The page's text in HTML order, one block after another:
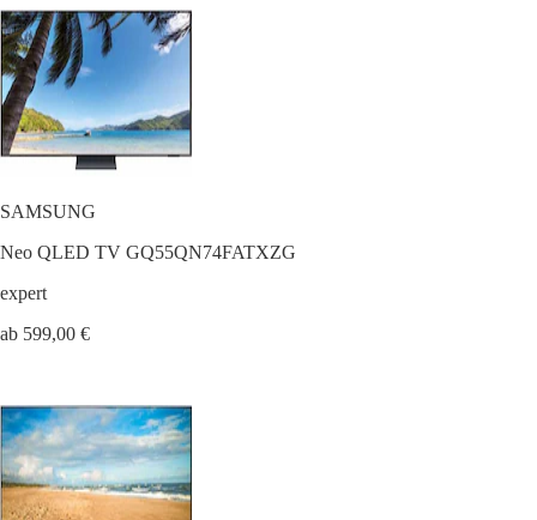
SAMSUNG
Neo QLED TV GQ55QN74FATXZG
expert
ab 599,00 €